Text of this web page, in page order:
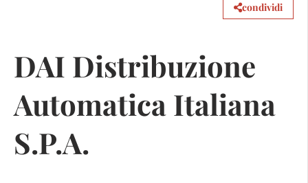
condividi
DAI Distribuzione
Automatica Italiana
S.P.A.